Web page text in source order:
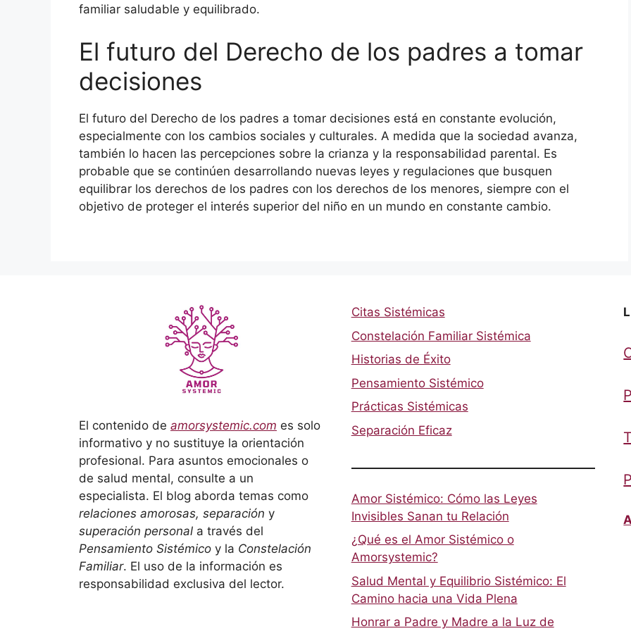
familiar saludable y equilibrado.
El futuro del Derecho de los padres a tomar
decisiones
El futuro del Derecho de los padres a tomar decisiones está en constante evolución,
especialmente con los cambios sociales y culturales. A medida que la sociedad avanza,
también lo hacen las percepciones sobre la crianza y la responsabilidad parental. Es
probable que se continúen desarrollando nuevas leyes y regulaciones que busquen
equilibrar los derechos de los padres con los derechos de los menores, siempre con el
objetivo de proteger el interés superior del niño en un mundo en constante cambio.
El contenido de amorsystemic.com es solo
informativo y no sustituye la orientación
profesional. Para asuntos emocionales o
de salud mental, consulte a un
especialista. El blog aborda temas como
relaciones amorosas, separación y
superación personal a través del
Pensamiento Sistémico y la Constelación
Familiar. El uso de la información es
responsabilidad exclusiva del lector.
Citas Sistémicas
Constelación Familiar Sistémica
Historias de Éxito
Pensamiento Sistémico
Prácticas Sistémicas
Separación Eficaz
Amor Sistémico: Cómo las Leyes
Invisibles Sanan tu Relación
¿Qué es el Amor Sistémico o
Amorsystemic?
Salud Mental y Equilibrio Sistémico: El
Camino hacia una Vida Plena
Honrar a Padre y Madre a la Luz de